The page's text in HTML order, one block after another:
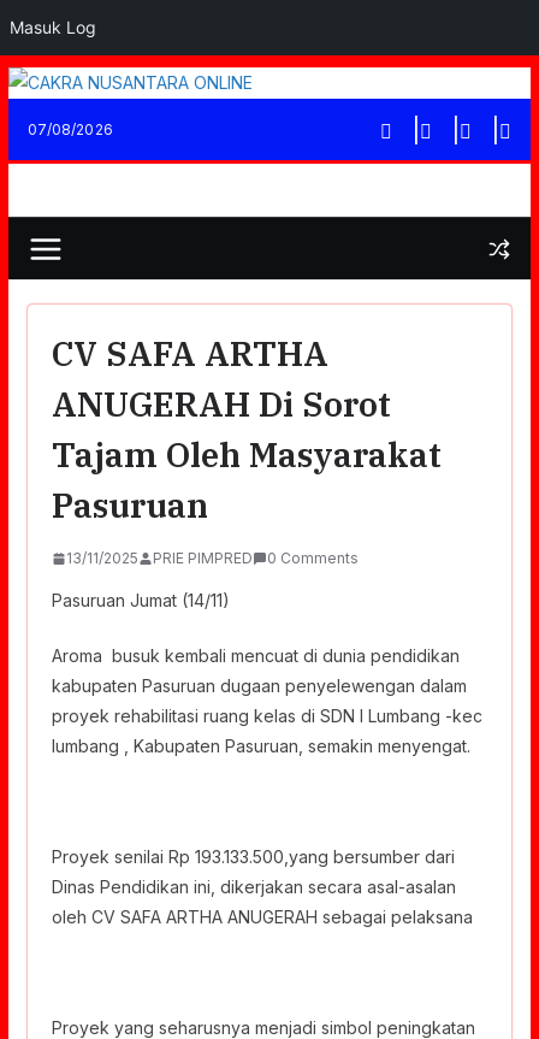
Masuk Log
Skip
content
07/08/2026
CV SAFA ARTHA
ANUGERAH Di Sorot
Tajam Oleh Masyarakat
Pasuruan
13/11/2025 PRIE PIMPRED 0 Comments
Pasuruan Jumat (14/11)
Aroma busuk kembali mencuat di dunia pendidikan
kabupaten Pasuruan dugaan penyelewengan dalam
proyek rehabilitasi ruang kelas di SDN I Lumbang -kec
lumbang , Kabupaten Pasuruan, semakin menyengat.
Proyek senilai Rp 193.133.500,yang bersumber dari
Dinas Pendidikan ini, dikerjakan secara asal-asalan
oleh CV SAFA ARTHA ANUGERAH sebagai pelaksana
Proyek yang seharusnya menjadi simbol peningkatan